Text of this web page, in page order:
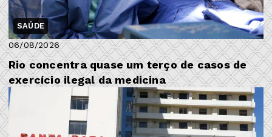
SAÚDE
06/08/2026
Rio concentra quase um terço de casos de
exercício ilegal da medicina